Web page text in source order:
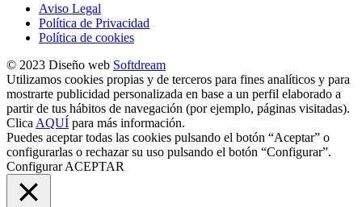
Aviso Legal
Política de Privacidad
Política de cookies
© 2023 Diseño web Softdream
Utilizamos cookies propias y de terceros para fines analíticos y para
mostrarte publicidad personalizada en base a un perfil elaborado a
partir de tus hábitos de navegación (por ejemplo, páginas visitadas).
Clica AQUÍ para más información.
Puedes aceptar todas las cookies pulsando el botón “Aceptar” o
configurarlas o rechazar su uso pulsando el botón “Configurar”.
Configurar ACEPTAR